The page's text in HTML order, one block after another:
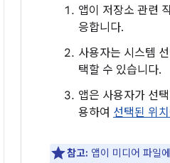
앱이 저장소 관련
응합니다.
사용자는 시스템
택할 수 있습니다.
앱은 사용자가 선
용하여 선택된 위
참고: 앱이 미디어 파일